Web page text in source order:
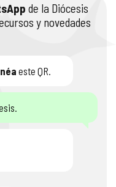
de la Diócesis
y novedades
este QR.